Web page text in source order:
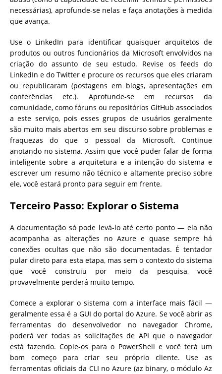
necessárias), aprofunde-se nelas e faça anotações à medida
que avança.
Use o LinkedIn para identificar quaisquer arquitetos de
produtos ou outros funcionários da Microsoft envolvidos na
criação do assunto de seu estudo. Revise os feeds do
LinkedIn e do Twitter e procure os recursos que eles criaram
ou republicaram (postagens em blogs, apresentações em
conferências etc.). Aprofunde-se em recursos da
comunidade, como fóruns ou repositórios GitHub associados
a este serviço, pois esses grupos de usuários geralmente
são muito mais abertos em seu discurso sobre problemas e
fraquezas do que o pessoal da Microsoft. Continue
anotando no sistema. Assim que você puder falar de forma
inteligente sobre a arquitetura e a intenção do sistema e
escrever um resumo não técnico e altamente preciso sobre
ele, você estará pronto para seguir em frente.
Terceiro Passo: Explorar o Sistema
A documentação só pode levá-lo até certo ponto — ela não
acompanha as alterações no Azure e quase sempre há
conexões ocultas que não são documentadas. É tentador
pular direto para esta etapa, mas sem o contexto do sistema
que você construiu por meio da pesquisa, você
provavelmente perderá muito tempo.
Comece a explorar o sistema com a interface mais fácil —
geralmente essa é a GUI do portal do Azure. Se você abrir as
ferramentas do desenvolvedor no navegador Chrome,
poderá ver todas as solicitações de API que o navegador
está fazendo. Copie-os para o PowerShell e você terá um
bom começo para criar seu próprio cliente. Use as
ferramentas oficiais da CLI no Azure (az binary, o módulo Az